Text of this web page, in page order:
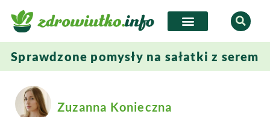
Sprawdzone pomysły na sałatki z serem
Zuzanna Konieczna